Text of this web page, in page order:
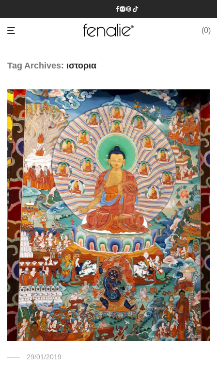
0
Tag Archives: ιστορια
29/01/2019